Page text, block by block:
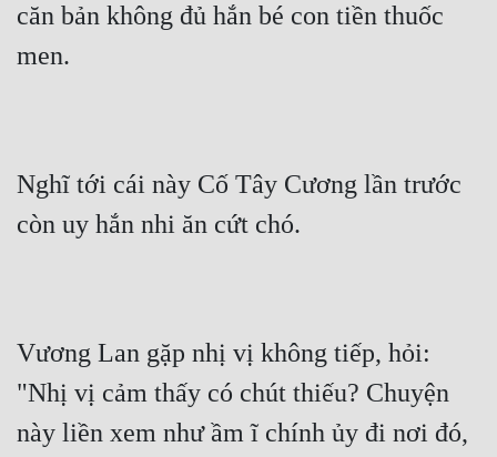
căn bản không đủ hắn bé con tiền thuốc
men.
Nghĩ tới cái này Cố Tây Cương lần trước
còn uy hắn nhi ăn cứt chó.
Vương Lan gặp nhị vị không tiếp, hỏi:
"Nhị vị cảm thấy có chút thiếu? Chuyện
này liền xem như ầm ĩ chính ủy đi nơi đó,